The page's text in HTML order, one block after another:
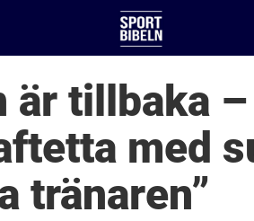
är tillbaka
med
tränaren”